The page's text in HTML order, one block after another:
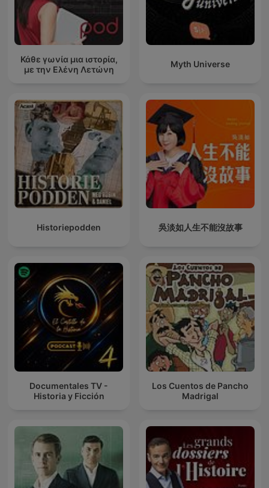
Κάθε γωνία μια ιστορία,
με την Ελένη Λετώνη
Myth Universe
Historiepodden 吳淡如人生不能沒故事
Documentales TV -
Historia y Ficción
Los Cuentos de Pancho
Madrigal